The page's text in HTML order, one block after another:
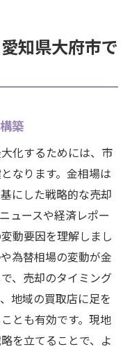
知県大府市で
築
化するためには、市
なります。金相場は
にした戦略的な売却
ュースや経済レポー
動要因を理解しまし
為替相場の変動が金
、売却のタイミング
地域の買取店に足を
とも有効です。現地
を立てることで、よ